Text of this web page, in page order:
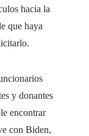
hacia la
que haya
y donantes
encontrar
con Biden,